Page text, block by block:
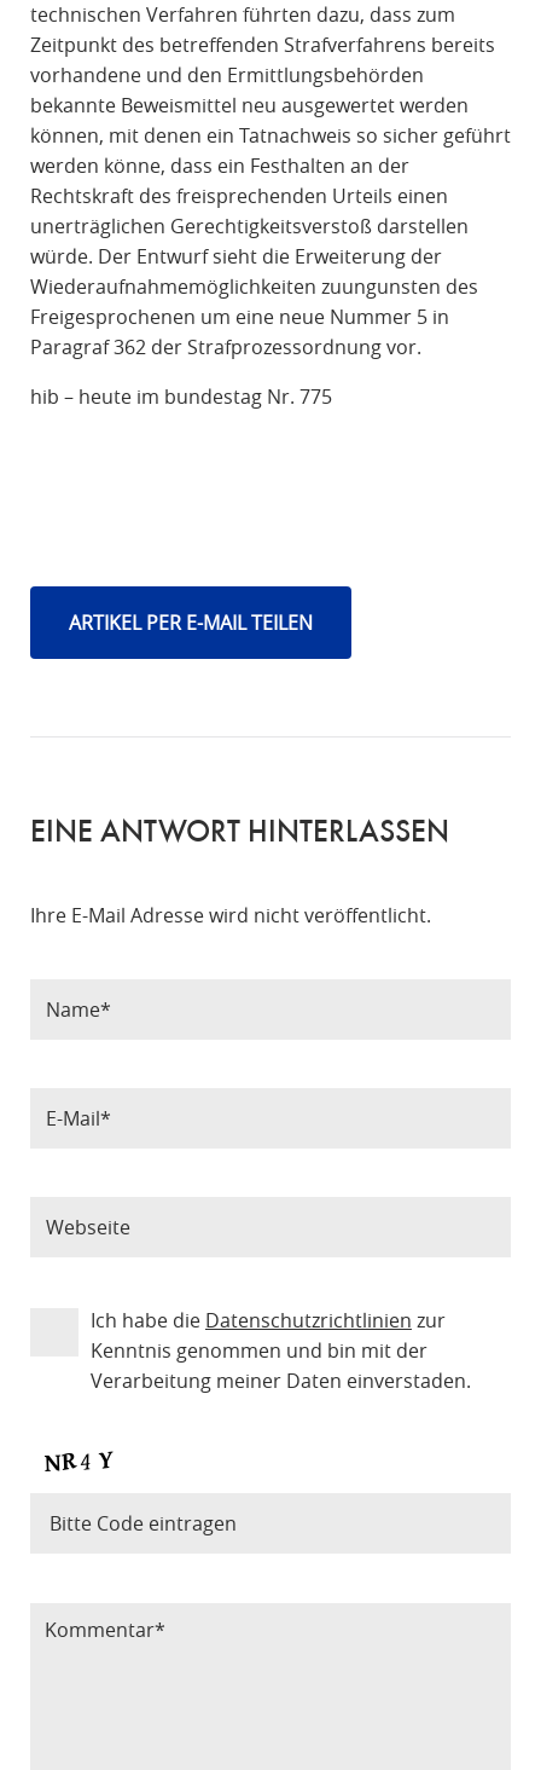
technischen Verfahren führten dazu, dass zum
Zeitpunkt des betreffenden Strafverfahrens bereits
vorhandene und den Ermittlungsbehörden
bekannte Beweismittel neu ausgewertet werden
können, mit denen ein Tatnachweis so sicher geführt
werden könne, dass ein Festhalten an der
Rechtskraft des freisprechenden Urteils einen
unerträglichen Gerechtigkeitsverstoß darstellen
würde. Der Entwurf sieht die Erweiterung der
Wiederaufnahmemöglichkeiten zuungunsten des
Freigesprochenen um eine neue Nummer 5 in
Paragraf 362 der Strafprozessordnung vor.
hib – heute im bundestag Nr. 775
ARTIKEL PER E-MAIL TEILEN
EINE ANTWORT HINTERLASSEN
Ihre E-Mail Adresse wird nicht veröffentlicht.
Ich habe die Datenschutzrichtlinien zur
Kenntnis genommen und bin mit der
Verarbeitung meiner Daten einverstaden.